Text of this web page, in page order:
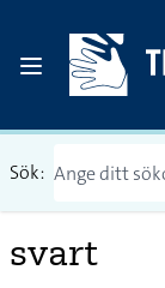
Sök:
svart